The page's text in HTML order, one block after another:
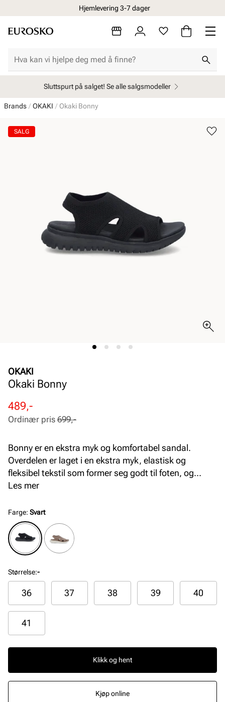
Hjemlevering 3-7 dager
Sluttspurt på salget! Se alle salgsmodeller
Brands OKAKI Okaki Bonny
SALG
OKAKI
Okaki Bonny
Rabattert
pris
489,-
Ordinær
pris
Ordinær pris 699,-
Bonny er en ekstra myk og komfortabel sandal.
Overdelen er laget i en ekstra myk, elastisk og
fleksibel tekstil som former seg godt til foten, og
designet gjør at sandalen sitter godt. Modellen er
og gir god stabilitet og demping. Dette forsterkes
også av fotsengen som er laget i mykt PU-materiale.
Les mer
Farge: Svart
Størrelse:-
36 37 38 39 40
41
Klikk og hent
Kjøp online